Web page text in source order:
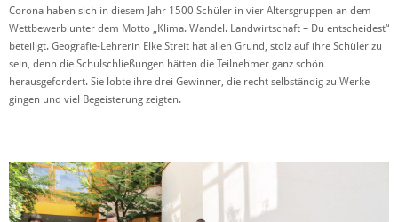
Corona haben sich in diesem Jahr 1500 Schüler in vier Altersgruppen an dem
Wettbewerb unter dem Motto „Klima. Wandel. Landwirtschaft – Du entscheidest“
beteiligt. Geografie-Lehrerin Elke Streit hat allen Grund, stolz auf ihre Schüler zu
sein, denn die Schulschließungen hätten die Teilnehmer ganz schön
herausgefordert. Sie lobte ihre drei Gewinner, die recht selbständig zu Werke
gingen und viel Begeisterung zeigten.